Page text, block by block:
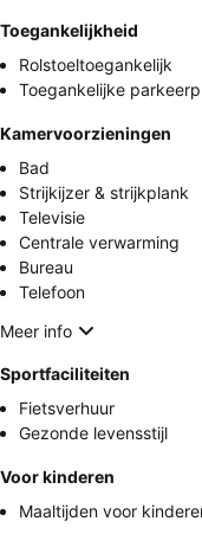
Toegankelijkheid
Rolstoeltoegankelijk
Toegankelijke
Kamervoorzieningen
Bad
Strijkijzer & strijkplank
Televisie
Centrale verwarming
Bureau
Telefoon
Meer info
Sportfaciliteiten
Fietsverhuur
Gezonde levensstijl
Voor kinderen
Maaltijden voor